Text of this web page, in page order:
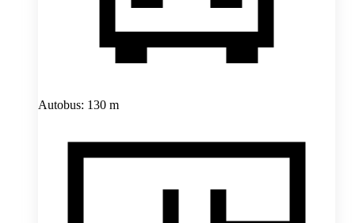
Autobus: 130 m